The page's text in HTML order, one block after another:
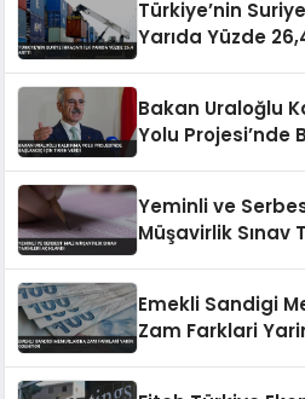
Türkiye’nin
Yarıda Yüzde
Bakan Uraloğlu
Yolu Projesi’nde
Yeminli ve
Müşavirlik Sınav
Emekli Sandigi
Zam Farklari